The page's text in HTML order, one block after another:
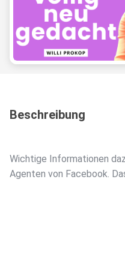
Beschreibung
Wichtige Informationen
Agenten von Facebook.